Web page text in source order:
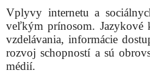
Vplyvy internetu a
veľkým prínosom. Jazykové
vzdelávania, informácie
rozvoj schopností a sú
médií.